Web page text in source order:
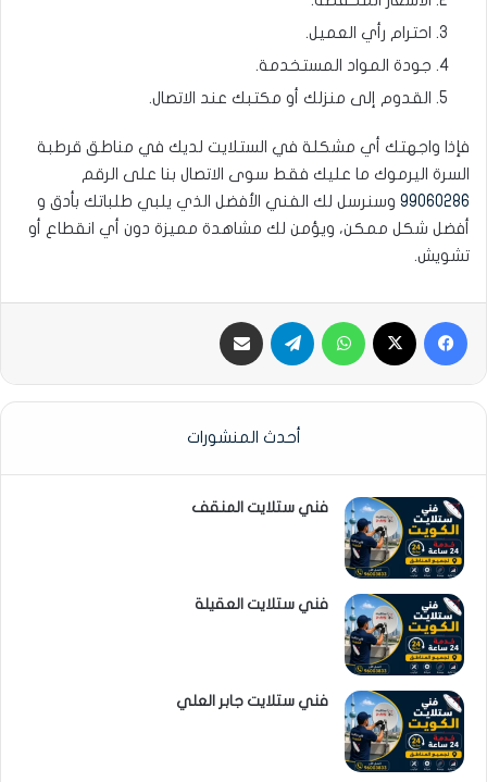
احترام رأي العميل.
جودة المواد المستخدمة.
القدوم إلى منزلك أو مكتبك عند الاتصال.
فإذا واجهتك أي مشكلة في الستلايت لديك في مناطق قرطبة
السرة اليرموك ما عليك فقط سوى الاتصال بنا على الرقم
99060286 وسنرسل لك الفني الأفضل الذي يلبي طلباتك بأدق و
أفضل شكل ممكن، ويؤمن لك مشاهدة مميزة دون أي انقطاع أو
تشويش.
فيسبوك واتساب تيلقرام
أحدث المنشورات
فني ستلايت المنقف
فني ستلايت العقيلة
فني ستلايت جابر العلي